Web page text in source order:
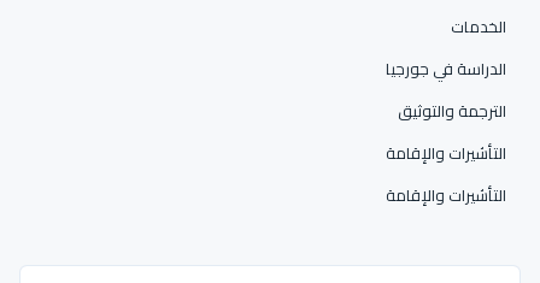
الخدمات
الدراسة في جورجيا
الترجمة والتوثيق
التأشيرات والإقامة
التأشيرات والإقامة